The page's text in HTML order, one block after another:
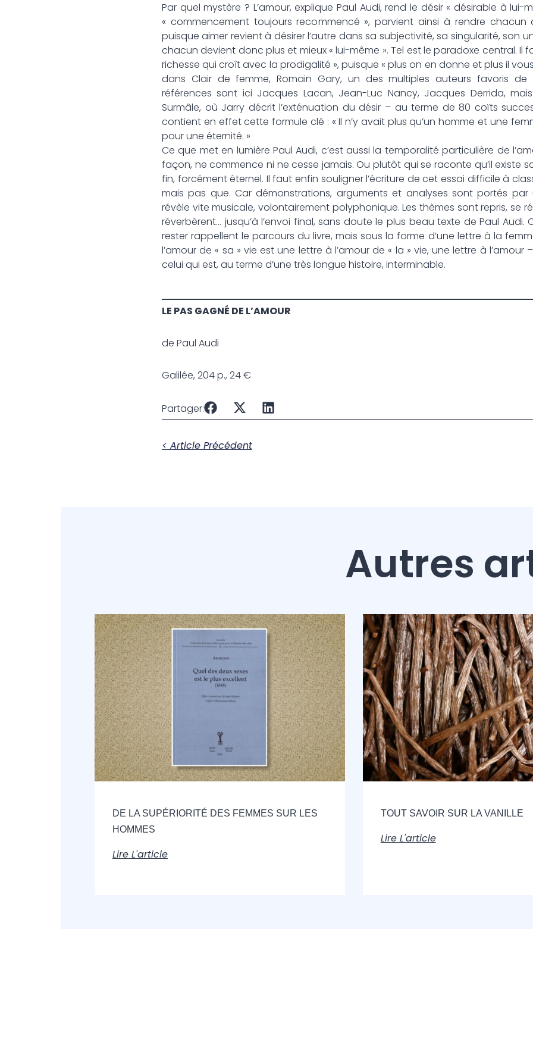
Par quel mystère ? L’amour, explique Paul Audi, rend le désir « désirable à lui-
« commencement toujours recommencé », parvient ainsi à rendre chacun
puisque aimer revient à désirer l’autre dans sa subjectivité, sa singularité, son
chacun devient donc plus et mieux « lui-même ». Tel est le paradoxe central. Il
richesse qui croît avec la prodigalité », puisque « plus on en donne et plus il
dans Clair de femme, Romain Gary, un des multiples auteurs favoris de
références sont ici Jacques Lacan, Jean-Luc Nancy, Jacques Derrida,
Surmâle, où Jarry décrit l’exténuation du désir – au terme de 80 coïts
contient en effet cette formule clé : « Il n’y avait plus qu’un homme et une
pour une éternité. »
Ce que met en lumière Paul Audi, c’est aussi la temporalité particulière de
façon, ne commence ni ne cesse jamais. Ou plutôt qui se raconte qu’il existe
fin, forcément éternel. Il faut enfin souligner l’écriture de cet essai difficile à
mais pas que. Car démonstrations, arguments et analyses sont portés par
révèle vite musicale, volontairement polyphonique. Les thèmes sont repris, se
réverbèrent… jusqu’à l’envoi final, sans doute le plus beau texte de Paul Audi.
rester rappellent le parcours du livre, mais sous la forme d’une lettre à la
l’amour de « sa » vie est une lettre à l’amour de « la » vie, une lettre à l’amour
celui qui est, au terme d’une très longue histoire, interminable.
LE PAS GAGNÉ DE L’AMOUR
de Paul Audi
Galilée, 204 p., 24 €
Partager:
< Article Précédent
Autres
DE LA SUPÉRIORITÉ DES FEMMES SUR LES
HOMMES
Lire L'article
TOUT SAVOIR SUR LA VANILLE
Lire L'article